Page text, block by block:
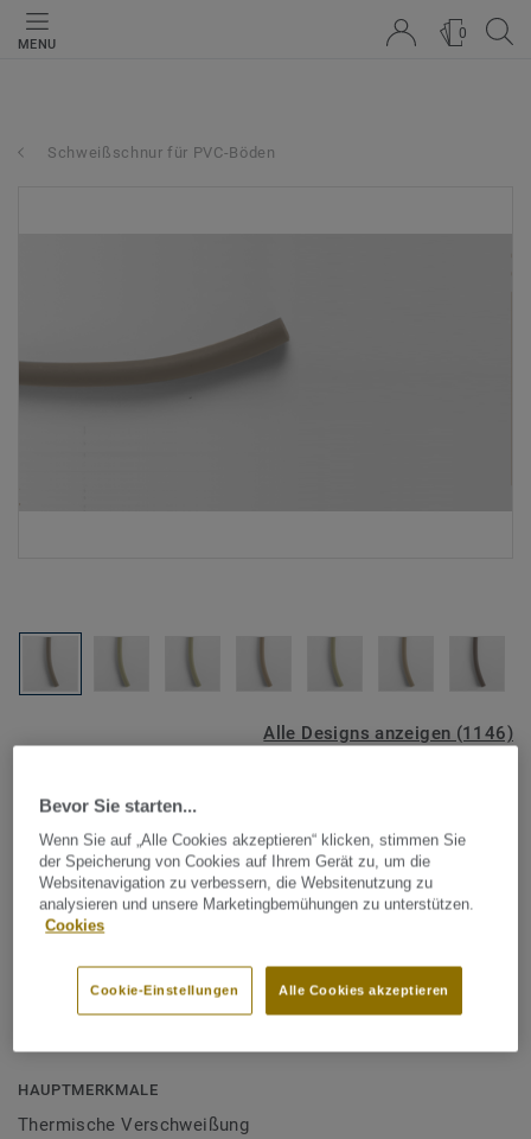
MENU
0
Schweißschnur für PVC-Böden
Alle Designs anzeigen (1146)
Schweißschnur für PVC-Böden
- Unicoloured BEIGE 0012
Schweißschnüre werden zur thermischen Verschweißung
perfekte Hygiene und einfache Reinigung. Tarkett
Multicolor und sind farblich auf unser
Bodenbelagssortiment abgestimmt. Durch die Verwendung
von Kontrastfarben lassen sich auch besondere
HAUPTMERKMALE
Thermische Verschweißung
Bevor Sie starten...
Wenn Sie auf „Alle Cookies akzeptieren“ klicken, stimmen Sie
der Speicherung von Cookies auf Ihrem Gerät zu, um die
Websitenavigation zu verbessern, die Websitenutzung zu
analysieren und unsere Marketingbemühungen zu unterstützen.
Cookies
Alle Cookies akzeptieren
Cookie-Einstellungen